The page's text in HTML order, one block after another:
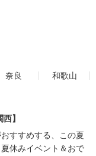
奈良
和歌山
】
すすめする、この夏
休みイベント＆おで